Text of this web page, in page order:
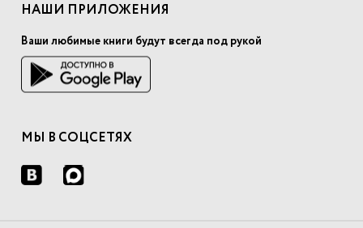
НАШИ ПРИЛОЖЕНИЯ
Ваши любимые книги будут всегда под рукой
МЫ В СОЦСЕТЯХ